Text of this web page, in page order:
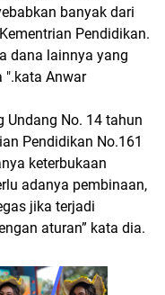
banyak dari
Pendidikan.
dana lainnya yang
".kata Anwar
Undang No. 14 tahun
Pendidikan No.161
keterbukaan
adanya pembinaan,
jika terjadi
aturan” kata dia.